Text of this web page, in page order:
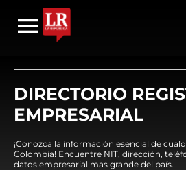
DIRECTORIO
EMPRESARIAL
¡Conozca la información esencial de
Colombia! Encuentre NIT, dirección,
datos empresarial mas grande del país.